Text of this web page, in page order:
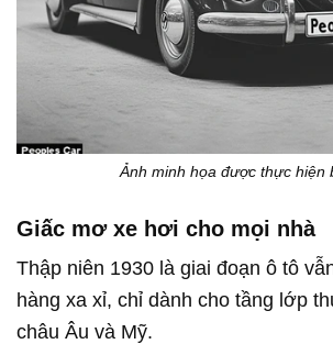
Ảnh minh họa được thực hiện
Giấc mơ xe hơi cho mọi nhà
Thập niên 1930 là giai đoạn ô tô
hàng xa xỉ, chỉ dành cho tầng lớp
châu Âu và Mỹ.